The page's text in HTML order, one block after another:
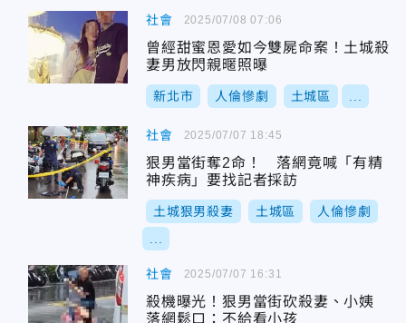
社會
曾經甜蜜恩愛如今雙屍命案！土城殺
妻男放閃親暱照曝
新北市 人倫慘劇 土城區
2025/07/08 07:06
社會
狠男當街奪2命！ 落網竟喊「有精
神疾病」要找記者採訪
土城狠男殺妻 土城區 人倫慘劇
2025/07/07 18:45
社會
殺機曝光！狠男當街砍殺妻、小姨
落網鬆口：不給看小孩
2025/07/07 16:31